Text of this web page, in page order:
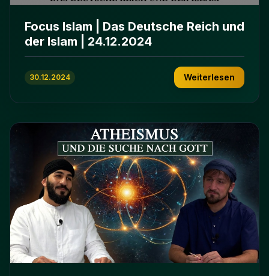
Focus Islam | Das Deutsche Reich und
der Islam | 24.12.2024
30.12.2024 Weiterlesen